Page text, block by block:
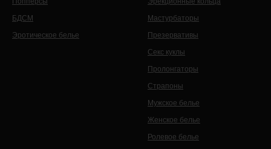
БДСМ
Эротическое белье
Мастурбаторы
Презервативы
Секс куклы
Пролонгаторы
Страпоны
Мужское белье
Женское белье
Ролевое белье